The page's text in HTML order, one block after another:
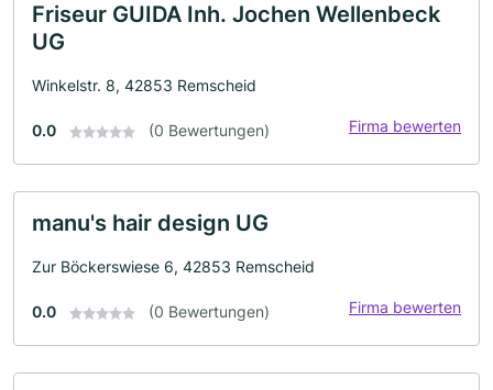
Friseur GUIDA Inh. Jochen Wellenbeck
UG
Winkelstr. 8, 42853 Remscheid
0.0 (0 Bewertungen) Firma bewerten
manu's hair design UG
Zur Böckerswiese 6, 42853 Remscheid
0.0 (0 Bewertungen) Firma bewerten